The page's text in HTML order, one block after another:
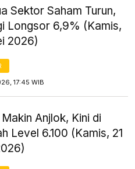
Sektor Saham Turun,
Longsor 6,9% (Kamis,
2026)
17:45 WIB
Makin Anjlok, Kini di
Level 6.100 (Kamis, 21